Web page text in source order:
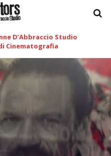
D’Abbraccio Studio
Cinematografia